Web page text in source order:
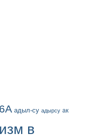
6А адыл-су адырсу ак
в